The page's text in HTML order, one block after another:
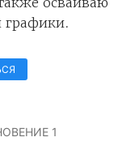
графики.
1